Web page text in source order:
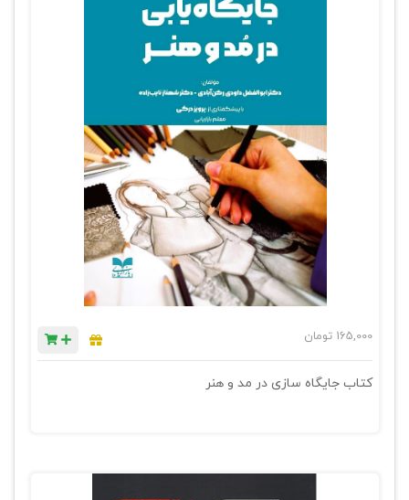
165,000 تومان
کتاب جایگاه سازی در مد و هنر